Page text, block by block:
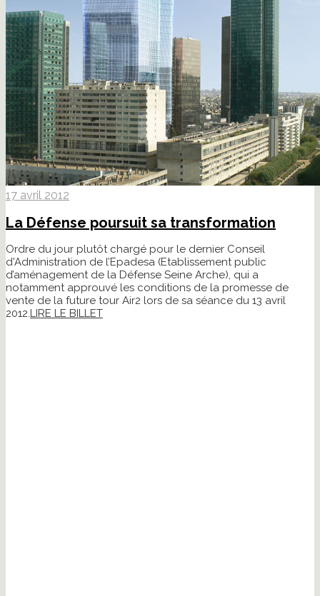
17 avril 2012
La Défense poursuit sa transformation
Ordre du jour plutôt chargé pour le dernier Conseil
d'Administration de l’Epadesa (Etablissement public
d’aménagement de la Défense Seine Arche), qui a
notamment approuvé les conditions de la promesse de
vente de la future tour Air2 lors de sa séance du 13 avril
2012.LIRE LE BILLET